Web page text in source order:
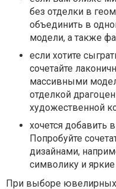
без отделки в
объединить в
модели, а также
если хотите
сочетайте
массивными
отделкой
художественной
хочется добавить
Попробуйте
дизайнами,
символику и яркие
При выборе ювелирных